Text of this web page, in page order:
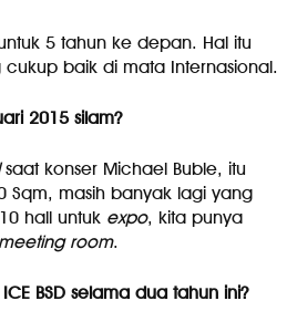
5 tahun ke depan. Hal itu
baik di mata Internasional.
2015 silam?
saat konser Michael Buble, itu
Sqm, masih banyak lagi yang
hall untuk expo, kita punya
meeting room.
BSD selama dua tahun ini?